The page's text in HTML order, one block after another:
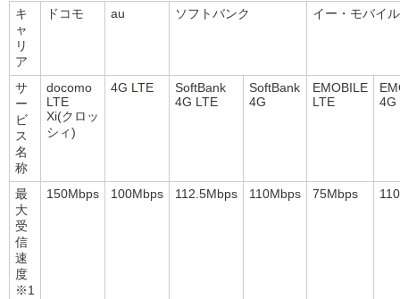
キ
ャ
リ
ア
ドコモ au ソフトバンク イー・モバイル
サ
ー
ビ
ス
名
称
docomo
LTE
Xi(クロッ
シィ)
4G LTE
SoftBank
4G LTE
SoftBank
4G
EMOBILE
LTE
4G
最
大
受
信
速
度
※1
150Mbps 100Mbps 112.5Mbps 110Mbps 75Mbps